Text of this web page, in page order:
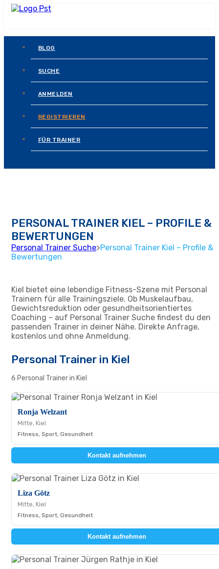
BLOG
SUCHE
ANMELDEN
REGISTRIEREN
FÜR TRAINER
PERSONAL TRAINER KIEL – PROFILE &
BEWERTUNGEN
Personal Trainer Suche>Personal Trainer Kiel – Profile &
Bewertungen
Kiel bietet eine lebendige Fitness-Szene mit Personal
Trainern für alle Trainingsziele. Ob Muskelaufbau,
Gewichtsreduktion oder gesundheitsorientiertes
Coaching – auf Personal Trainer Suche findest du den
passenden Trainer in deiner Nähe. Direkte Anfrage,
kostenlos und ohne Anmeldung.
Personal Trainer in Kiel
6 Personal Trainer in Kiel
Ronja Welzant
Mitte, Kiel
Fitness, Sport, Gesundheit
Kontakt aufnehmen
Liza Götz
Mitte, Kiel
Fitness, Sport, Gesundheit
Kontakt aufnehmen